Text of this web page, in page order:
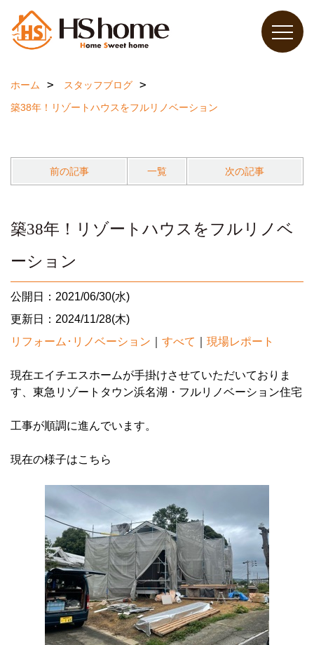
ホーム
スタッフブログ
築38年！リゾートハウスをフルリノベーション
前の記事 一覧 次の記事
築38年！リゾートハウスをフルリノベ
ーション
公開日：2021/06/30(水)
更新日：2024/11/28(木)
リフォーム･リノベーション
すべて 現場レポート
現在エイチエスホームが手掛けさせていただいておりま
す、東急リゾートタウン浜名湖・フルリノベーション住宅
工事が順調に進んでいます。
現在の様子はこちら